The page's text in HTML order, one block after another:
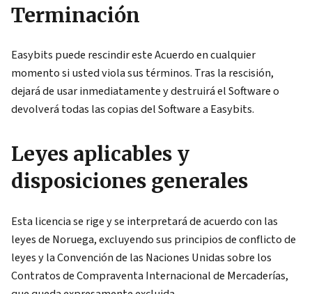
Terminación
Easybits puede rescindir este Acuerdo en cualquier
momento si usted viola sus términos. Tras la rescisión,
dejará de usar inmediatamente y destruirá el Software o
devolverá todas las copias del Software a Easybits.
Leyes aplicables y
disposiciones generales
Esta licencia se rige y se interpretará de acuerdo con las
leyes de Noruega, excluyendo sus principios de conflicto de
leyes y la Convención de las Naciones Unidas sobre los
Contratos de Compraventa Internacional de Mercaderías,